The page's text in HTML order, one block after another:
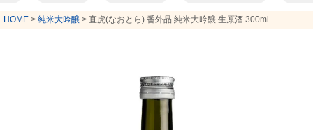
HOME 純米大吟醸 直虎(なおとら) 番外品 純米大吟醸 生原酒 300ml